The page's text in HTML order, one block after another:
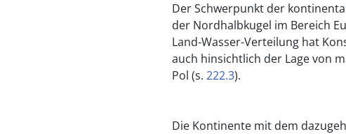
Der Schwerpunkt der
der Nordhalbkugel im Bereich
Land-Wasser-Verteilung hat
auch hinsichtlich der Lage von
Pol (s. 222.3).
Die Kontinente mit dem